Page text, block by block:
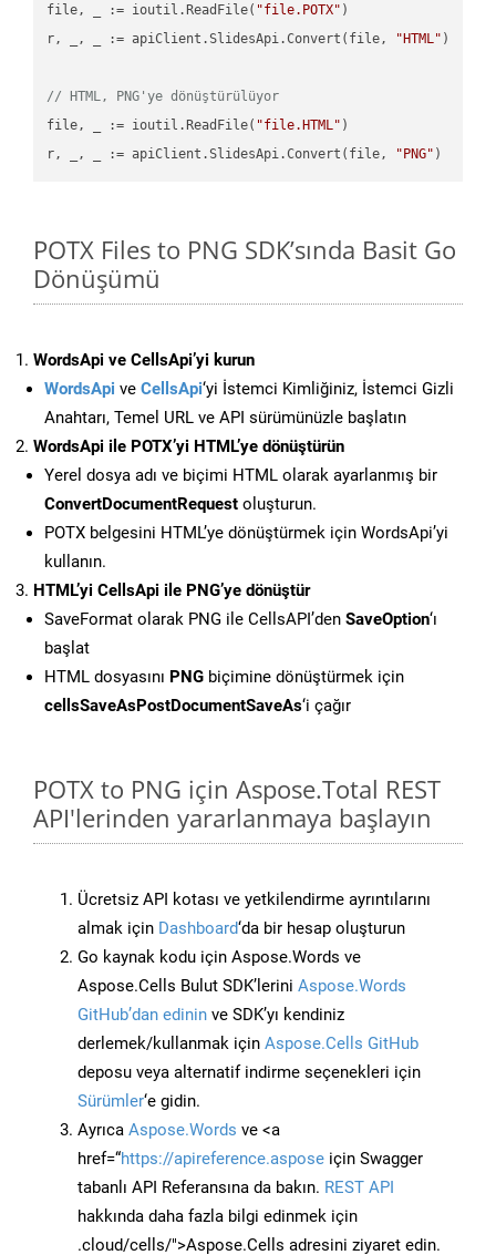
file, _ := ioutil.ReadFile( "file.POTX" )
r, _, _ := apiClient.SlidesApi.Convert(file,
"HTML" )
// HTML, PNG'ye dönüştürülüyor
file, _ := ioutil.ReadFile( "file.HTML" )
r, _, _ := apiClient.SlidesApi.Convert(file,
"PNG"
POTX Files to PNG SDK’sında Basit Go
Dönüşümü
WordsApi ve CellsApi’yi kurun
WordsApi ve CellsApi‘yi İstemci Kimliğiniz, İstemci Gizli
Anahtarı, Temel URL ve API sürümünüzle başlatın
WordsApi ile POTX’yi HTML’ye dönüştürün
Yerel dosya adı ve biçimi HTML olarak ayarlanmış bir
ConvertDocumentRequest oluşturun.
POTX belgesini HTML’ye dönüştürmek için WordsApi’yi
kullanın.
HTML’yi CellsApi ile PNG’ye dönüştür
SaveFormat olarak PNG ile CellsAPI’den SaveOption‘ı
başlat
HTML dosyasını PNG biçimine dönüştürmek için
cellsSaveAsPostDocumentSaveAs‘i çağır
POTX to PNG için Aspose.Total REST
API'lerinden yararlanmaya başlayın
Ücretsiz API kotası ve yetkilendirme ayrıntılarını
almak için Dashboard‘da bir hesap oluşturun
Go kaynak kodu için Aspose.Words ve
Aspose.Cells Bulut SDK’lerini Aspose.Words
GitHub’dan edinin ve SDK’yı kendiniz
derlemek/kullanmak için Aspose.Cells GitHub
deposu veya alternatif indirme seçenekleri için
Sürümler‘e gidin.
Ayrıca Aspose.Words ve <a
href=“https://apireference.aspose için Swagger
tabanlı API Referansına da bakın. REST API
hakkında daha fazla bilgi edinmek için
.cloud/cells/">Aspose.Cells adresini ziyaret edin.